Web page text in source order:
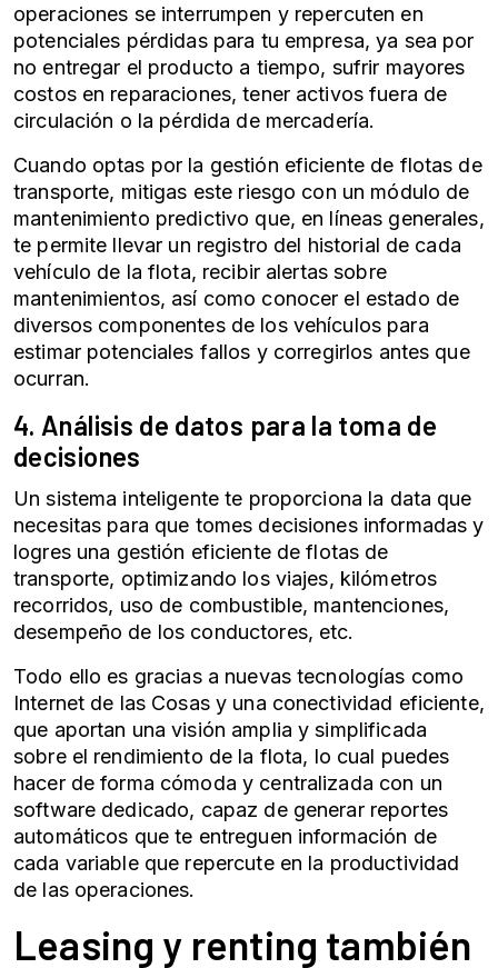
operaciones se interrumpen y repercuten en
potenciales pérdidas para tu empresa, ya sea por
no entregar el producto a tiempo, sufrir mayores
costos en reparaciones, tener activos fuera de
circulación o la pérdida de mercadería.
Cuando optas por la gestión eficiente de flotas de
transporte, mitigas este riesgo con un módulo de
mantenimiento predictivo que, en líneas generales,
te permite llevar un registro del historial de cada
vehículo de la flota, recibir alertas sobre
mantenimientos, así como conocer el estado de
diversos componentes de los vehículos para
estimar potenciales fallos y corregirlos antes que
ocurran.
4. Análisis de datos para la toma de
decisiones
Un sistema inteligente te proporciona la data que
necesitas para que tomes decisiones informadas y
logres una gestión eficiente de flotas de
transporte, optimizando los viajes, kilómetros
recorridos, uso de combustible, mantenciones,
desempeño de los conductores, etc.
Todo ello es gracias a nuevas tecnologías como
Internet de las Cosas y una conectividad eficiente,
que aportan una visión amplia y simplificada
sobre el rendimiento de la flota, lo cual puedes
hacer de forma cómoda y centralizada con un
software dedicado, capaz de generar reportes
automáticos que te entreguen información de
cada variable que repercute en la productividad
de las operaciones.
Leasing y renting también